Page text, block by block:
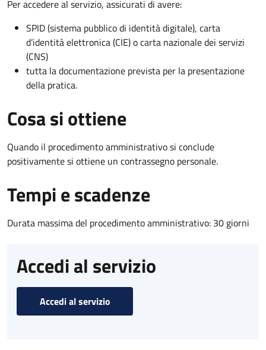
Per accedere al servizio, assicurati di avere:
SPID (sistema pubblico di identità digitale), carta
d’identità elettronica (CIE) o carta nazionale dei servizi
(CNS)
tutta la documentazione prevista per la presentazione
della pratica.
Cosa si ottiene
Quando il procedimento amministrativo si conclude
positivamente si ottiene un contrassegno personale.
Tempi e scadenze
Durata massima del procedimento amministrativo: 30 giorni
Accedi al servizio
Accedi al servizio